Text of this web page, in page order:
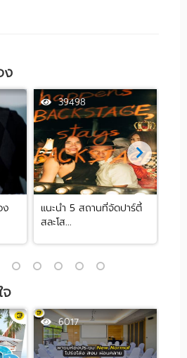
ง
ง
39498
แนะนำ 5 สถานที่จัดปาร์ตี้
สละโส...
6017